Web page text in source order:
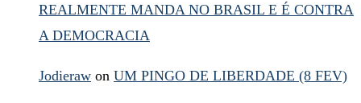
REALMENTE MANDA NO BRASIL E É CONTRA
A DEMOCRACIA
Jodieraw on UM PINGO DE LIBERDADE (8 FEV)